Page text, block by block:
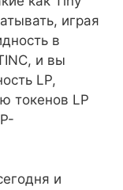
играя
в
и вы
LP,
токенов LP
и